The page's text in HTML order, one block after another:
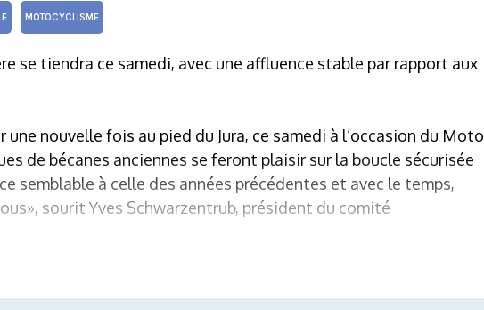
MOTOCYCLISME
se tiendra ce samedi, avec une affluence stable par rapport aux
une nouvelle fois au pied du Jura, ce samedi à l’occasion du Moto
de bécanes anciennes se feront plaisir sur la boucle sécurisée
semblable à celle des années précédentes et avec le temps,
sourit Yves Schwarzentrub, président du comité